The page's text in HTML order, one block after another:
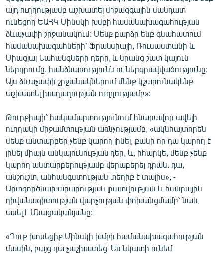
այդ ուղղությամբ աշխատել միջազգային մանդատ
ունեցող ԵԱՀԿ Մինսկի խմբի համանախագահության
ձևաչափի շրջանակում: Մենք բարձր ենք գնահատում
համանախագահների՝ Ֆրանսիայի, Ռուսաստանի և
Միացյալ Նահանգների դերը, և նրանց շատ կայուն
ներդրումը, հանձնառությունն ու ներգրավվածությունը:
Այս ձևաչափի շրջանակներում մենք կշարունակենք
աշխատել խաղաղության ուղղությամբ»:
Թուրքիայի՝ հակամարտությունում հնարավոր ավելի
ուղղակի միջամտության առնչությամբ, «ակնհայտորեն
մենք անտարբեր չենք կարող լինել, քանի որ դա կարող է
լինել միայն անկայունության դեր, և, իհարկե, մենք չենք
կարող անտարբերությամբ վերաբերել դրան. դա,
անշուշտ, անհանգստության տեղիք է տալիս», -
Արտգործնախարարության լրատվության և հանրային
դիվանագիտության վարչության փոխանցմամբ՝ նաև
ասել է Մնացականյանը:
«Դուք խոսեցիք Մինսկի խմբի համանախագահության
մասին, բայց դա չաշխատեց։ Ես նկատի ունեմ